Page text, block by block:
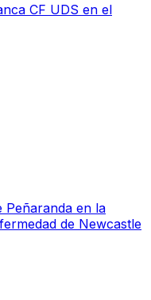
CF UDS en el
Peñaranda en la
de Newcastle